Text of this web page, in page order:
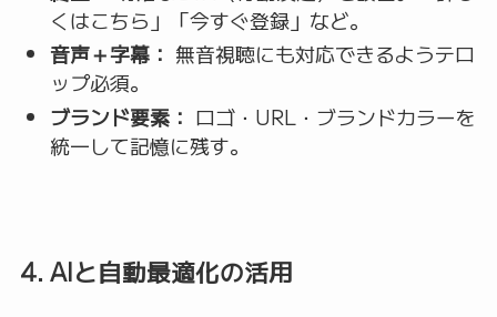
くはこちら」「今すぐ登録」など。
音声＋字幕： 無音視聴にも対応できるようテロ
ップ必須。
ブランド要素： ロゴ・URL・ブランドカラーを
統一して記憶に残す。
4. AIと自動最適化の活用